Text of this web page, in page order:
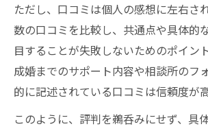
結婚相談所のランキングに惑
び方
結婚相談所口コミナレソメ
口コミサイト活用で失敗しない
結婚相談所口コミサイトの
ただし、口コミは個人の感想に左右さ
数の口コミを比較し、共通点や具体的
目することが失敗しないためのポイン
成婚までのサポート内容や相談所のフ
的に記述されている口コミは信頼度が
このように、評判を鵜呑みにせず、具